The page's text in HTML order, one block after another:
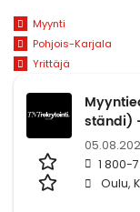
Myynti
Pohjois-Karjala
Yrittäjä
ständi)
1 800-
Oulu,